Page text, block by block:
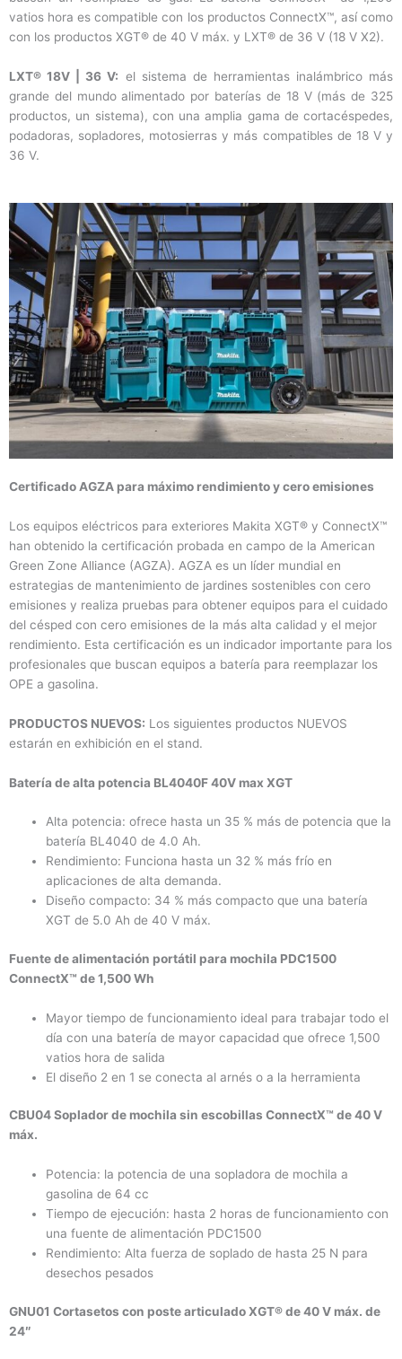
vatios hora es compatible con los productos ConnectX™, así como
con los productos XGT® de 40 V máx. y LXT® de 36 V (18 V X2).
LXT® 18V | 36 V: el sistema de herramientas inalámbrico más
grande del mundo alimentado por baterías de 18 V (más de 325
productos, un sistema), con una amplia gama de cortacéspedes,
podadoras, sopladores, motosierras y más compatibles de 18 V y
36 V.
Certificado AGZA para máximo rendimiento y cero emisiones
Los equipos eléctricos para exteriores Makita XGT® y ConnectX™
han obtenido la certificación probada en campo de la American
Green Zone Alliance (AGZA). AGZA es un líder mundial en
estrategias de mantenimiento de jardines sostenibles con cero
emisiones y realiza pruebas para obtener equipos para el cuidado
del césped con cero emisiones de la más alta calidad y el mejor
rendimiento. Esta certificación es un indicador importante para los
profesionales que buscan equipos a batería para reemplazar los
OPE a gasolina.
PRODUCTOS NUEVOS: Los siguientes productos NUEVOS
estarán en exhibición en el stand.
Batería de alta potencia BL4040F 40V max XGT
Alta potencia: ofrece hasta un 35 % más de potencia que la
batería BL4040 de 4.0 Ah.
Rendimiento: Funciona hasta un 32 % más frío en
aplicaciones de alta demanda.
Diseño compacto: 34 % más compacto que una batería
XGT de 5.0 Ah de 40 V máx.
Fuente de alimentación portátil para mochila PDC1500
ConnectX™ de 1,500 Wh
Mayor tiempo de funcionamiento ideal para trabajar todo el
día con una batería de mayor capacidad que ofrece 1,500
vatios hora de salida
El diseño 2 en 1 se conecta al arnés o a la herramienta
CBU04 Soplador de mochila sin escobillas ConnectX™ de 40 V
máx.
Potencia: la potencia de una sopladora de mochila a
gasolina de 64 cc
Tiempo de ejecución: hasta 2 horas de funcionamiento con
una fuente de alimentación PDC1500
Rendimiento: Alta fuerza de soplado de hasta 25 N para
desechos pesados
GNU01 Cortasetos con poste articulado XGT® de 40 V máx. de
24″